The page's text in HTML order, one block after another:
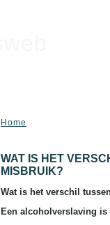
Home
WAT IS HET
MISBRUIK?
Wat is het verschil
Een alcoholverslaving